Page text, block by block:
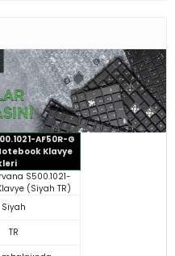
AF50R-G
Klavye
S500.1021-
(Siyah TR)
Siyah
TR